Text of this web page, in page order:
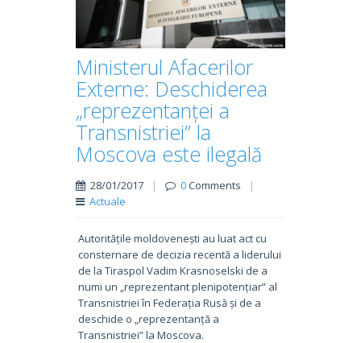
Ministerul Afacerilor
Externe: Deschiderea
„reprezentanței a
Transnistriei” la
Moscova este ilegală
28/01/2017 | 0Comments
|
Actuale
Autoritățile moldovenești au luat act cu
consternare de decizia recentă a liderului
de la Tiraspol Vadim Krasnoselski de a
numi un „reprezentant plenipotențiar” al
Transnistriei în Federația Rusă și de a
deschide o „reprezentanță a
Transnistriei” la Moscova.